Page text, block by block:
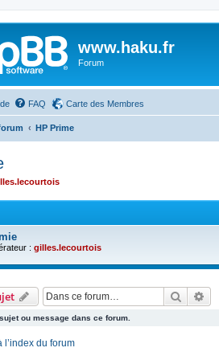
www.haku.fr
Forum
FAQ Carte des Membres
HP Prime
: gilles.lecourtois
ou message dans ce forum.
l’index du forum